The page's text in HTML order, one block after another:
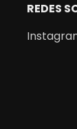
REDES